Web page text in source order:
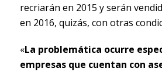
recriarán en 2015 y serán
en 2016, quizás, con otras
«La problemática ocurre
empresas que cuentan con